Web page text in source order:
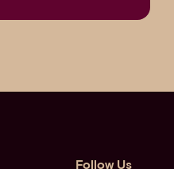
Follow Us